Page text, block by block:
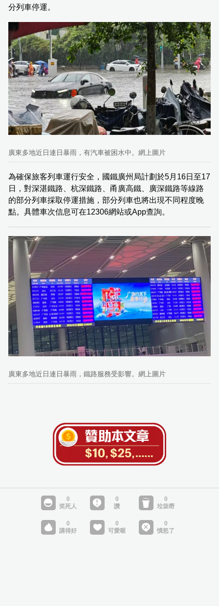
分列車停運。
廣東多地近日連日暴雨，有汽車被困水中。網上圖片
為確保旅客列車運行安全，國鐵廣州局計劃於5月16日至17
日，對深湛鐵路、杭深鐵路、甬廣高鐵、廣深鐵路等線路
的部分列車採取停運措施，部分列車也將出現不同程度晚
點。具體車次信息可在12306網站或App查詢。
廣東多地近日連日暴雨，鐵路服務受影響。網上圖片